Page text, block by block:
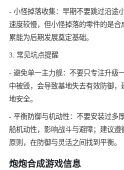
- 小怪掉落收集：早期不要跳过沿途
速度较慢，但小怪掉落的零件的是
累能为后期发展奠定基础。
3. 常见坑点提醒
- 避免单一主力舰：不要只专注升级
中被毁，会导致基地失去有效防御
地安全。
- 平衡防御与机动性：不要安装过多
船机动性，影响战斗与避障；建议遵
原则，在防御与灵活之间找到平衡。
炮炮合成游戏信息